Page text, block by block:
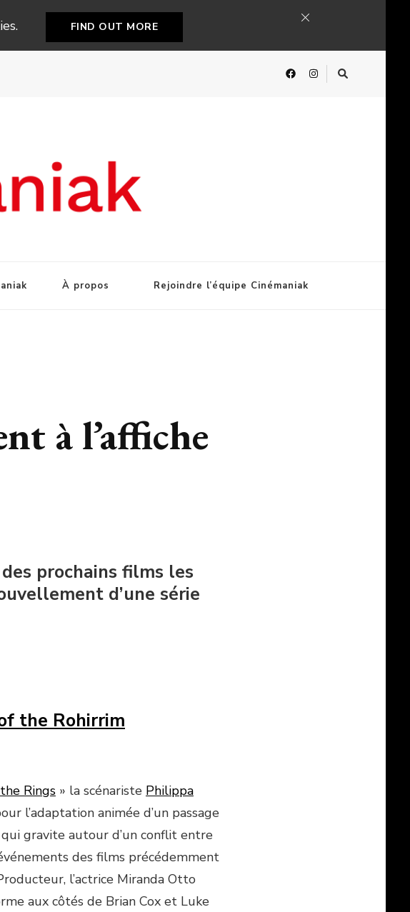
FIND OUT MORE
À propos Rejoindre l’équipe Cinémaniak
à l’affiche
prochains films les
d’une série
the Rohirrim
Rings» la scénariste Philippa
l’adaptation animée d’un passage
gravite autour d’un conflit entre
des films précédemment
l’actrice Miranda Otto
aux côtés de Brian Cox et Luke